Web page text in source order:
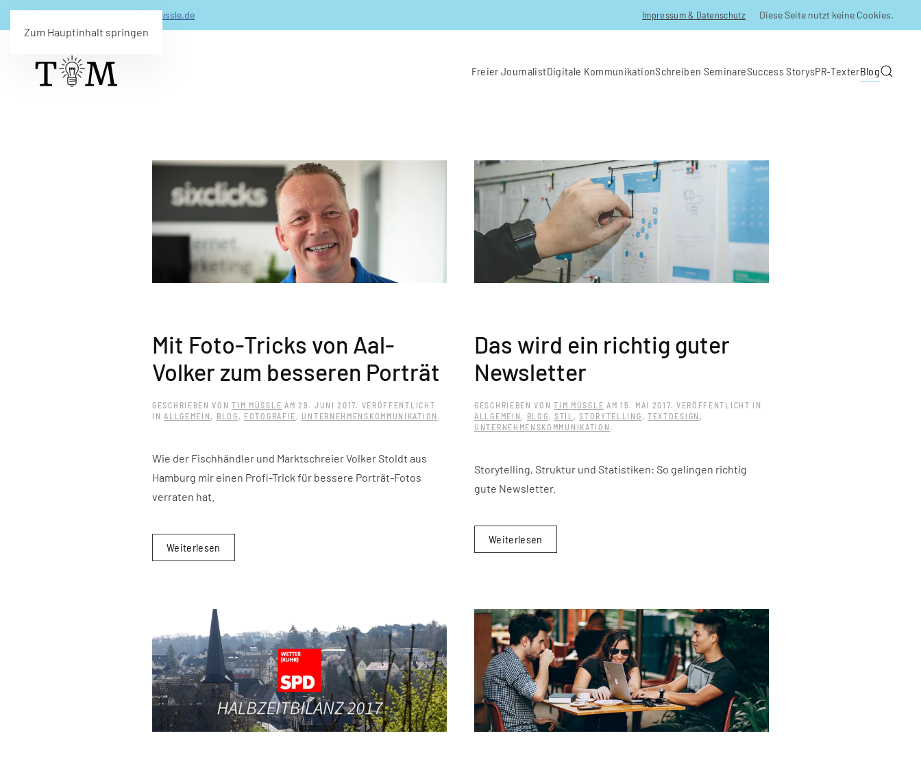
Zum Hauptinhalt springen
info(@)timmuessle.de Impressum & Datenschutz Diese Seite nutzt keine Cookies.
Freier JournalistDigitale KommunikationSchreiben SeminareSuccess StorysPR-TexterBlog
Mit Foto-Tricks von Aal-
Volker zum besseren Porträt
GESCHRIEBEN VONTIM MÜSSLE AM29. JUNI 2017. VERÖFFENTLICHT
INALLGEMEIN , BLOG , FOTOGRAFIE , UNTERNEHMENSKOMMUNIKATION .
Wie der Fischhändler und Marktschreier Volker Stoldt aus
Hamburg mir einen Profi-Trick für bessere Porträt-Fotos
verraten hat.
Weiterlesen
Das wird ein richtig guter
Newsletter
GESCHRIEBEN VONTIM MÜSSLE AM15. MAI 2017. VERÖFFENTLICHT IN
ALLGEMEIN , BLOG , STIL ,STORYTELLING , TEXTDESIGN ,
UNTERNEHMENSKOMMUNIKATION .
Storytelling, Struktur und Statistiken: So gelingen richtig
gute Newsletter.
Weiterlesen